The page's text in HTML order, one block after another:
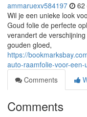
ammaruexv584197 62
Wil je een unieke look
Goud folie de perfecte
verandert de
gouden gloed,
https://
auto-raamfolie-voor-een-
Comments
Comments